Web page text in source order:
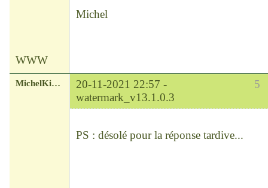
Michel
WWW
5
MichelKirsch
20-11-2021 22:57 -
watermark_v13.1.0.3
PS : désolé pour la réponse tardive...